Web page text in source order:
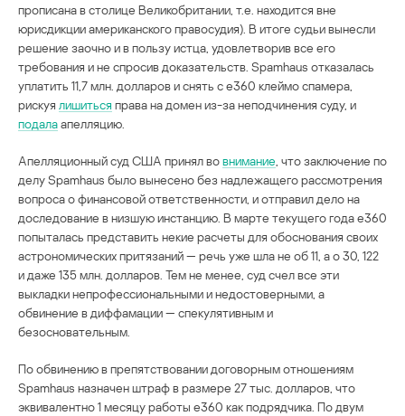
прописана в столице Великобритании, т.е. находится вне
юрисдикции американского правосудия). В итоге судьи вынесли
решение заочно и в пользу истца, удовлетворив все его
требования и не спросив доказательств. Spamhaus отказалась
уплатить 11,7 млн. долларов и снять с e360 клеймо спамера,
рискуя лишиться права на домен из-за неподчинения суду, и
подалаапелляцию.
Апелляционный суд США принял вовнимание , что заключение по
делу Spamhaus было вынесено без надлежащего рассмотрения
вопроса о финансовой ответственности, и отправил дело на
доследование в низшую инстанцию. В марте текущего года e360
попыталась представить некие расчеты для обоснования своих
астрономических притязаний — речь уже шла не об 11, а о 30, 122
и даже 135 млн. долларов. Тем не менее, суд счел все эти
выкладки непрофессиональными и недостоверными, а
обвинение в диффамации — спекулятивным и
безосновательным.
По обвинению в препятствовании договорным отношениям
Spamhaus назначен штраф в размере 27 тыс. долларов, что
эквивалентно 1 месяцу работы e360 как подрядчика. По двум